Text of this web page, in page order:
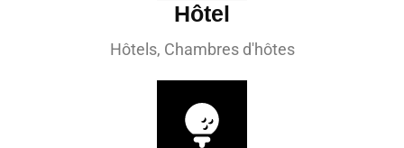
Hôtel
Hôtels, Chambres d'hôtes